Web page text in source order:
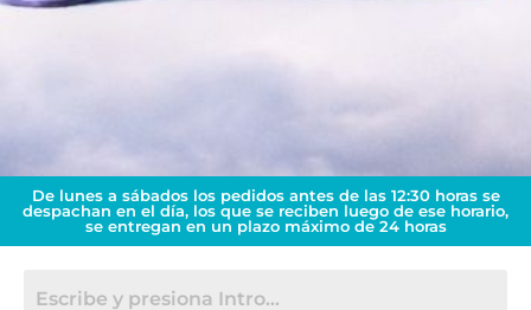
De lunes a sábados los pedidos antes de las 12:30 horas se
despachan en el día, los que se reciben luego de ese horario,
se entregan en un plazo máximo de 24 horas